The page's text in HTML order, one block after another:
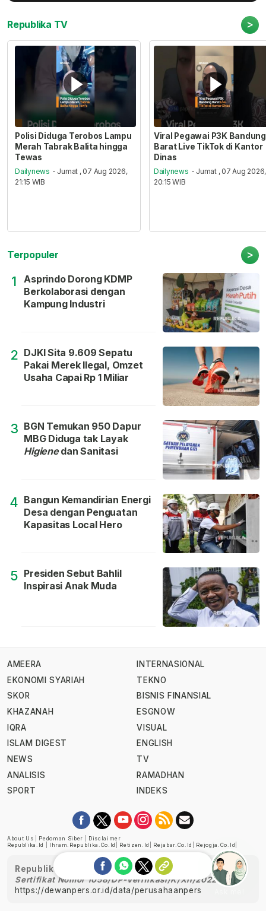
Republika TV >
Polisi Diduga Terobos Lampu
Merah Tabrak Balita hingga
Tewas
Dailynews - Jumat , 07 Aug 2026,
21:15 WIB
Viral Pegawai P3K Bandung
Barat Live TikTok di Kantor
Dinas
Dailynews - Jumat , 07 Aug 2026,
20:15 WIB
Terpopuler >
1
Asprindo Dorong KDMP
Berkolaborasi dengan
Kampung Industri
2 DJKI Sita 9.609 Sepatu
Pakai Merek Ilegal, Omzet
Usaha Capai Rp 1 Miliar
3 BGN Temukan 950 Dapur
MBG Diduga tak Layak
Higienedan Sanitasi
4 Bangun Kemandirian Energi
Desa dengan Penguatan
Kapasitas Local Hero
5 Presiden Sebut Bahlil
Inspirasi Anak Muda
AMEERA
EKONOMI SYARIAH
SKOR
KHAZANAH
IQRA
ISLAM DIGEST
NEWS
ANALISIS
SPORT
INTERNASIONAL
TEKNO
BISNIS FINANSIAL
ESGNOW
VISUAL
ENGLISH
TV
RAMADHAN
INDEKS
About Us Pedoman Siber
Disclaimer
Republika.id
Ihram.republika.co.id Retizen.id Rejabar.co.id Rejogja.co.id
Republika telah diverifikasi oleh Dewan Pers
Sertifikat Nomor 1058/DP-Verifikasi/K/XII/2022
https://dewanpers.or.id/data/perusahaanpers